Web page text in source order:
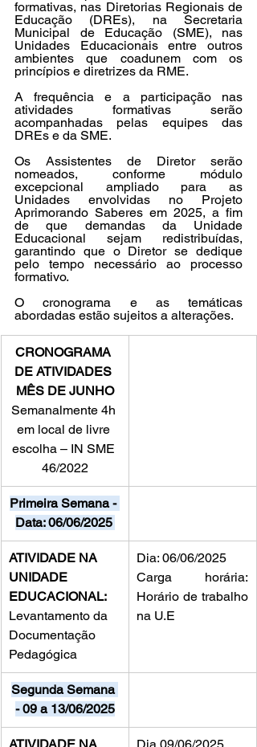
formativas, nas Diretorias Regionais de
Educação (DREs), na Secretaria
Municipal de Educação (SME), nas
Unidades Educacionais entre outros
ambientes que coadunem com os
princípios e diretrizes da RME.
A frequência e a participação nas
atividades formativas serão
acompanhadas pelas equipes das
DREs e da SME.
Os Assistentes de Diretor serão
nomeados, conforme módulo
excepcional ampliado para as
Unidades envolvidas no Projeto
Aprimorando Saberes em 2025, a fim
de que demandas da Unidade
Educacional sejam redistribuídas,
garantindo que o Diretor se dedique
pelo tempo necessário ao processo
formativo.
O cronograma e as temáticas
abordadas estão sujeitos a alterações.
CRONOGRAMA
DE ATIVIDADES
MÊS DE JUNHO
Semanalmente 4h
em local de livre
escolha – IN SME
46/2022
Primeira Semana -
Data: 06/06/2025
ATIVIDADE NA
UNIDADE
EDUCACIONAL:
Levantamento da
Documentação
Pedagógica
Dia: 06/06/2025
Carga horária:
Horário de trabalho
na U.E
Segunda Semana
- 09 a 13/06/2025